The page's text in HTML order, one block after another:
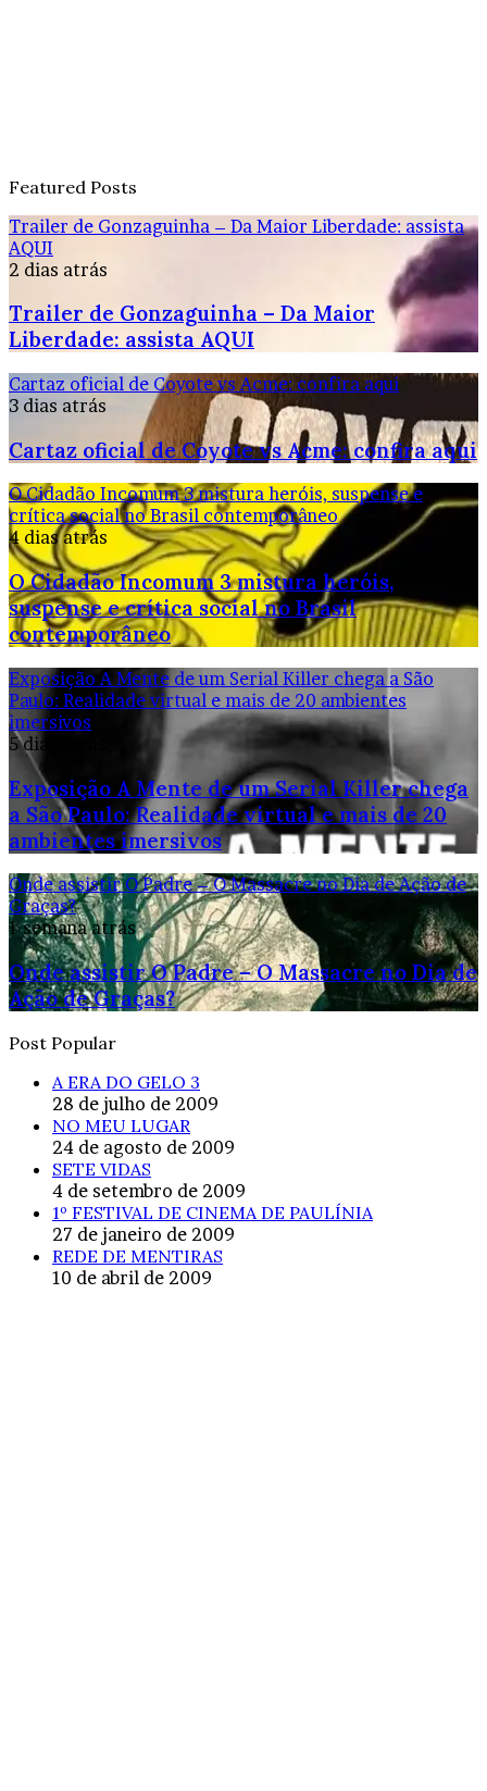
Featured Posts
Trailer de Gonzaguinha – Da Maior Liberdade: assista
AQUI
2 dias atrás
Trailer de Gonzaguinha – Da Maior
Liberdade: assista AQUI
Cartaz oficial de Coyote vs Acme: confira aqui
3 dias atrás
Cartaz oficial de Coyote vs Acme: confira aqui
O Cidadão Incomum 3 mistura heróis, suspense e
crítica social no Brasil contemporâneo
4 dias atrás
O Cidadão Incomum 3 mistura heróis,
suspense e crítica social no Brasil
contemporâneo
Exposição A Mente de um Serial Killer chega a São
Paulo: Realidade virtual e mais de 20 ambientes
imersivos
5 dias atrás
Exposição A Mente de um Serial Killer chega
a São Paulo: Realidade virtual e mais de 20
ambientes imersivos
Onde assistir O Padre – O Massacre no Dia de Ação de
Graças?
1 semana atrás
Onde assistir O Padre – O Massacre no Dia de
Ação de Graças?
Post Popular
A ERA DO GELO 3
28 de julho de 2009
NO MEU LUGAR
24 de agosto de 2009
SETE VIDAS
4 de setembro de 2009
1º FESTIVAL DE CINEMA DE PAULÍNIA
27 de janeiro de 2009
REDE DE MENTIRAS
10 de abril de 2009